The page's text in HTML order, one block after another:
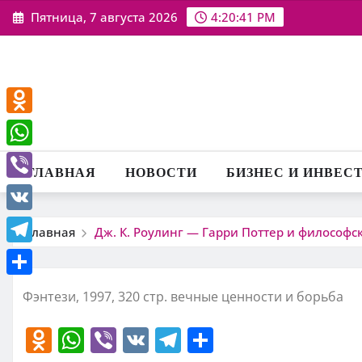
Перейти
к
Пятница, 7 августа 2026 4:20:42 PM
ГЛАВНАЯ НОВОСТИ БИЗНЕС И
Главная Дж. К. Роулинг — Гарри Поттер и
Фэнтези, 1997, 320 стр. вечные ценности и борьба
O W Vi V T
Odnoklassniki
WhatsApp
Viber
VK
Telegram
Отправить